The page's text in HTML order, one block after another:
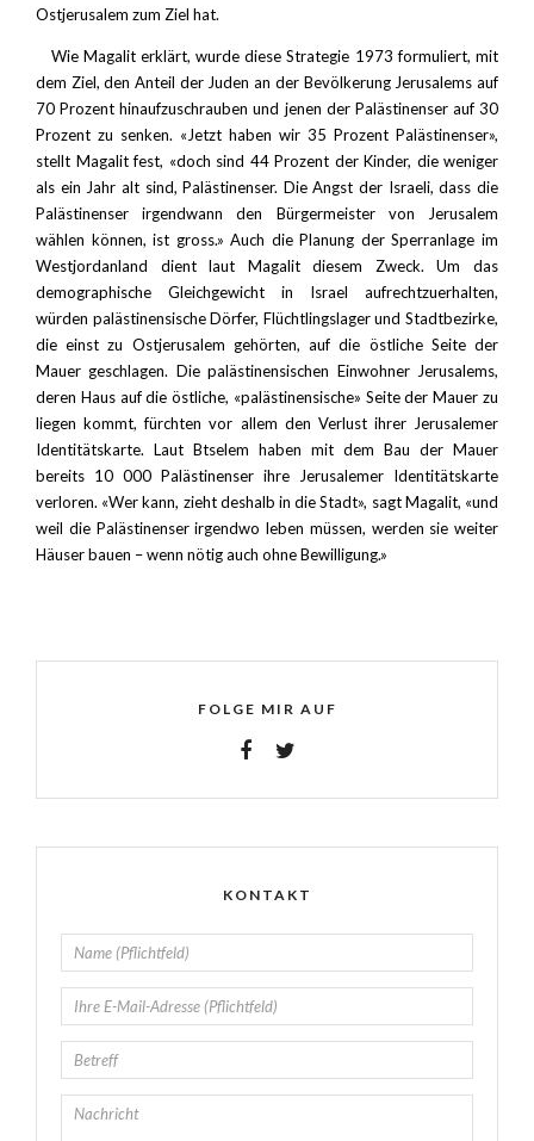
Ostjerusalem zum Ziel hat.
Wie Magalit erklärt, wurde diese Strategie 1973 formuliert, mit
dem Ziel, den Anteil der Juden an der Bevölkerung Jerusalems auf
70 Prozent hinaufzuschrauben und jenen der Palästinenser auf 30
Prozent zu senken. «Jetzt haben wir 35 Prozent Palästinenser»,
stellt Magalit fest, «doch sind 44 Prozent der Kinder, die weniger
als ein Jahr alt sind, Palästinenser. Die Angst der Israeli, dass die
Palästinenser irgendwann den Bürgermeister von Jerusalem
wählen können, ist gross.» Auch die Planung der Sperranlage im
Westjordanland dient laut Magalit diesem Zweck. Um das
demographische Gleichgewicht in Israel aufrechtzuerhalten,
würden palästinensische Dörfer, Flüchtlingslager und Stadtbezirke,
die einst zu Ostjerusalem gehörten, auf die östliche Seite der
Mauer geschlagen. Die palästinensischen Einwohner Jerusalems,
deren Haus auf die östliche, «palästinensische» Seite der Mauer zu
liegen kommt, fürchten vor allem den Verlust ihrer Jerusalemer
Identitätskarte. Laut Btselem haben mit dem Bau der Mauer
bereits 10 000 Palästinenser ihre Jerusalemer Identitätskarte
verloren. «Wer kann, zieht deshalb in die Stadt», sagt Magalit, «und
weil die Palästinenser irgendwo leben müssen, werden sie weiter
Häuser bauen – wenn nötig auch ohne Bewilligung.»
FOLGE MIR AUF
KONTAKT